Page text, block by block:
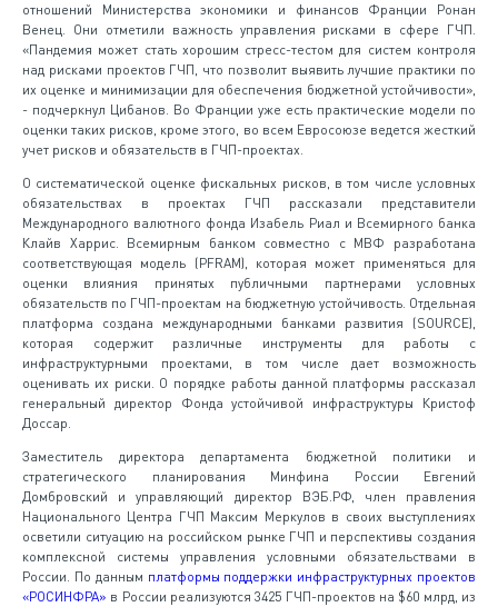
отношений Министерства экономики и финансов Франции Ронан
Венец. Они отметили важность управления рисками в сфере ГЧП.
«Пандемия может стать хорошим стресс-тестом для систем контроля
над рисками проектов ГЧП, что позволит выявить лучшие практики по
их оценке и минимизации для обеспечения бюджетной устойчивости»,
- подчеркнул Цибанов. Во Франции уже есть практические модели по
оценки таких рисков, кроме этого, во всем Евросоюзе ведется жесткий
учет рисков и обязательств в ГЧП-проектах.
О систематической оценке фискальных рисков, в том числе условных
обязательствах в проектах ГЧП рассказали представители
Международного валютного фонда Изабель Риал и Всемирного банка
Клайв Харрис. Всемирным банком совместно с МВФ разработана
соответствующая модель (PFRAM), которая может применяться для
оценки влияния принятых публичными партнерами условных
обязательств по ГЧП-проектам на бюджетную устойчивость. Отдельная
платформа создана международными банками развития (SOURCE),
которая содержит различные инструменты для работы с
инфраструктурными проектами, в том числе дает возможность
оценивать их риски. О порядке работы данной платформы рассказал
генеральный директор Фонда устойчивой инфраструктуры Кристоф
Доссар.
Заместитель директора департамента бюджетной политики и
стратегического планирования Минфина России Евгений
Домбровский и управляющий директор ВЭБ.РФ, член правления
Национального Центра ГЧП Максим Меркулов в своих выступлениях
осветили ситуацию на российском рынке ГЧП и перспективы создания
комплексной системы управления условными обязательствами в
России. По данным платформы поддержки инфраструктурных проектов
«РОСИНФРА» в России реализуются 3425 ГЧП-проектов на $60 млрд, из